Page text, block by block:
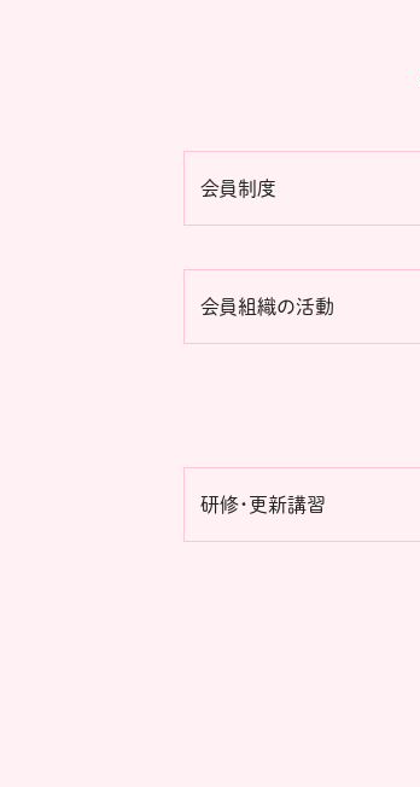
会員制度
会員組織の活動
研修・更新講習